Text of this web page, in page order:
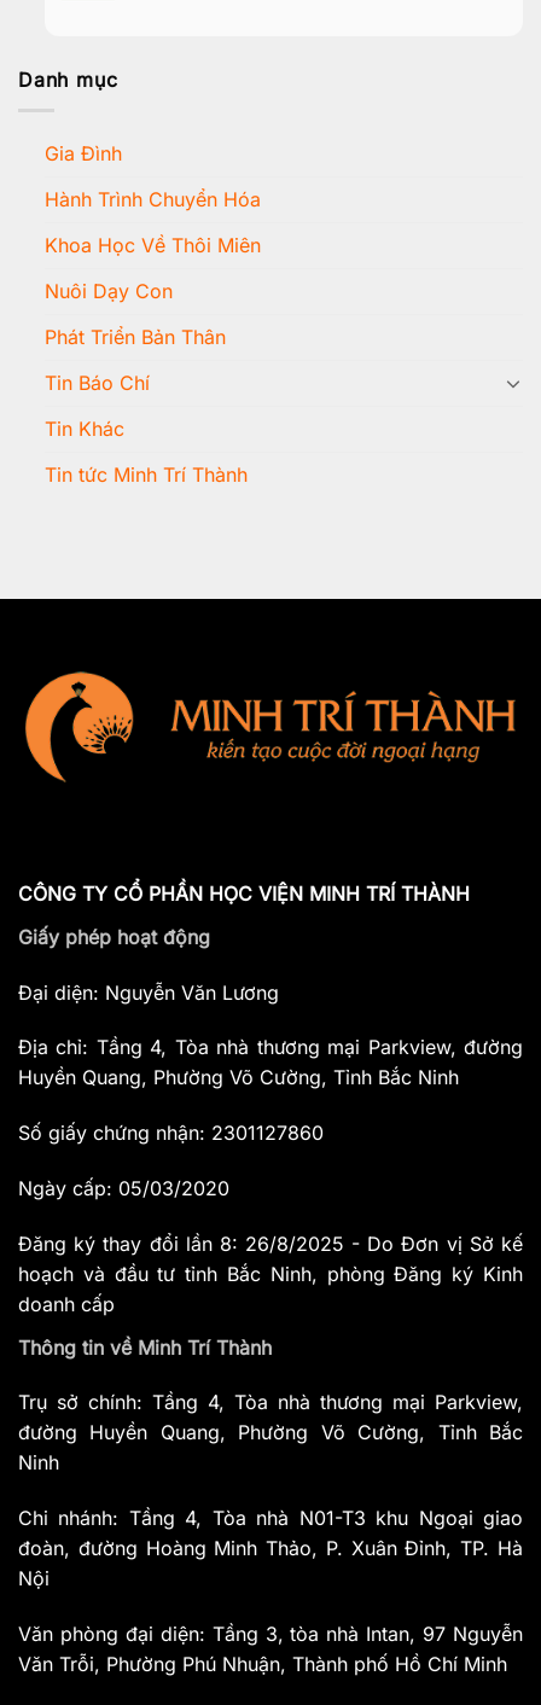
Danh mục
Gia Đình
Hành Trình Chuyển Hóa
Khoa Học Về Thôi Miên
Nuôi Dạy Con
Phát Triển Bản Thân
Tin Báo Chí
Tin Khác
Tin tức Minh Trí Thành
CÔNG TY CỔ PHẦN HỌC VIỆN MINH TRÍ THÀNH
Giấy phép hoạt động
Đại diện: Nguyễn Văn Lương
Địa chỉ: Tầng 4, Tòa nhà thương mại Parkview, đường
Huyền Quang, Phường Võ Cường, Tỉnh Bắc Ninh
Số giấy chứng nhận: 2301127860
Ngày cấp: 05/03/2020
Đăng ký thay đổi lần 8: 26/8/2025 - Do Đơn vị Sở kế
hoạch và đầu tư tỉnh Bắc Ninh, phòng Đăng ký Kinh
doanh cấp
Thông tin về Minh Trí Thành
Trụ sở chính: Tầng 4, Tòa nhà thương mại Parkview,
đường Huyền Quang, Phường Võ Cường, Tỉnh Bắc
Ninh
Chi nhánh: Tầng 4, Tòa nhà N01-T3 khu Ngoại giao
đoàn, đường Hoàng Minh Thảo, P. Xuân Đỉnh, TP. Hà
Nội
Văn phòng đại diện: Tầng 3, tòa nhà Intan, 97 Nguyễn
Văn Trỗi, Phường Phú Nhuận, Thành phố Hồ Chí Minh